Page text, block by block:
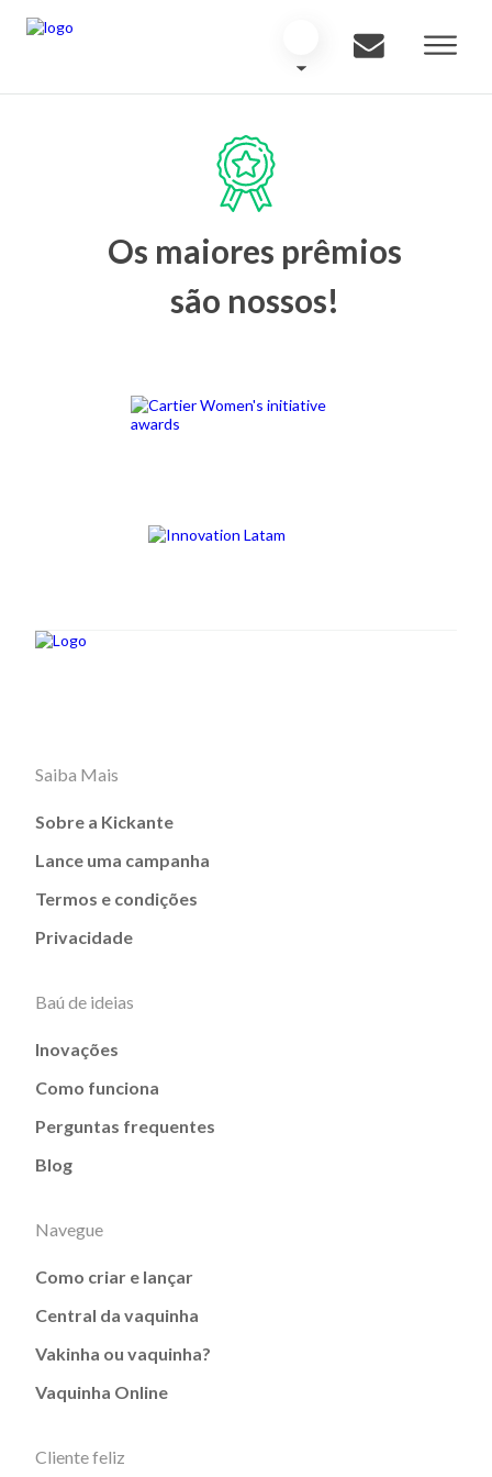
Os maiores prêmios
são nossos!
Saiba Mais
Sobre a Kickante
Lance uma campanha
Termos e condições
Privacidade
Baú de ideias
Inovações
Como funciona
Perguntas frequentes
Blog
Navegue
Como criar e lançar
Central da vaquinha
Vakinha ou vaquinha?
Vaquinha Online
Cliente feliz